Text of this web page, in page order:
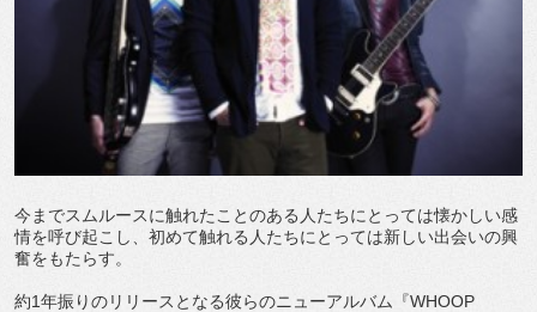
今までスムルースに触れたことのある人たちにとっては懐かしい感
情を呼び起こし、初めて触れる人たちにとっては新しい出会いの興
奮をもたらす。
約1年振りのリリースとなる彼らのニューアルバム『WHOOP